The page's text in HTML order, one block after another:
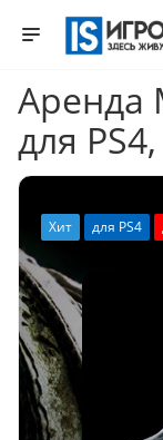
Аренда
для
Хит для PS4